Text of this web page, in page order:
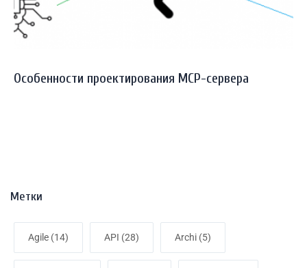
Особенности проектирования MCP-сервера
Метки
Agile (14) API (28) Archi (5)